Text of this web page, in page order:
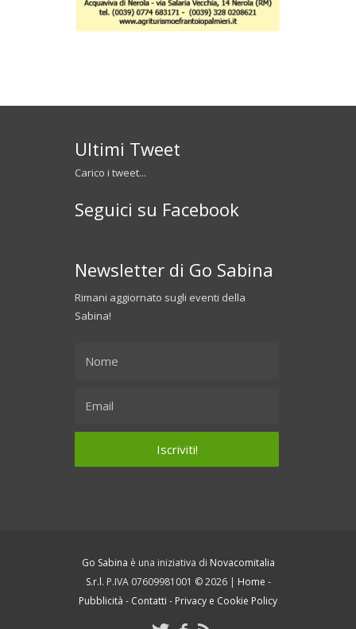
Ultimi Tweet
Carico i tweet...
Seguici su Facebook
Newsletter di Go Sabina
Rimani aggiornato sugli eventi della
Sabina!
Go Sabina è una iniziativa di Novacomitalia
S.r.l. P.IVA 07609981001 © 2026 | Home -
Pubblicità - Contatti - Privacy e Cookie Policy